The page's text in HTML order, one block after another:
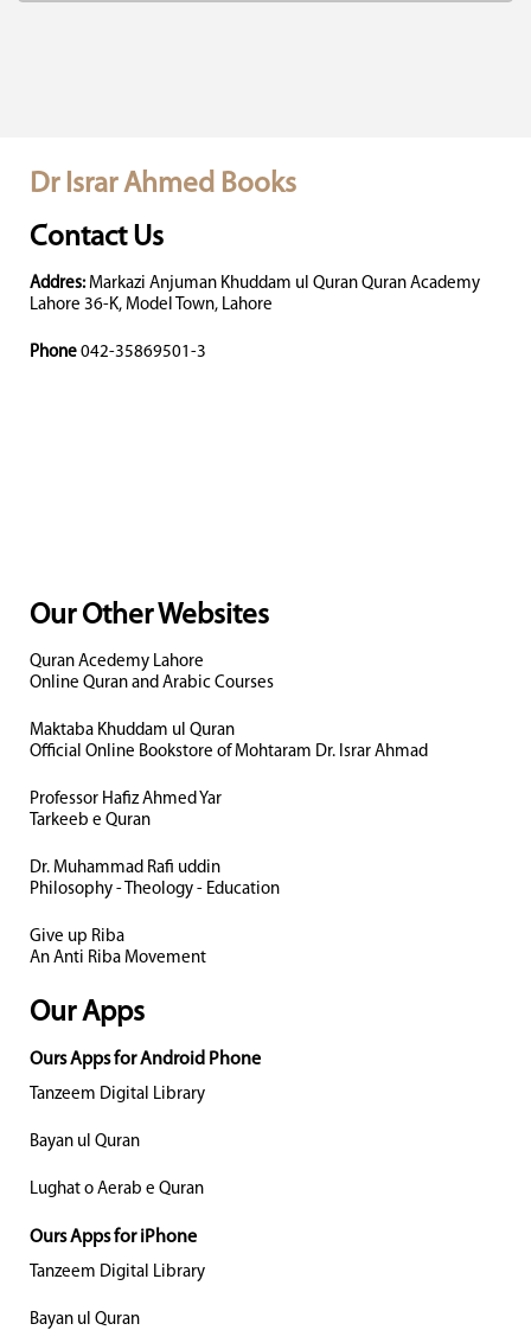
Dr Israr Ahmed Books
Contact Us
Addres: Markazi Anjuman Khuddam ul Quran Quran Academy
Lahore 36-K, Model Town, Lahore
Phone 042-35869501-3
Our Other Websites
Quran Acedemy Lahore
Online Quran and Arabic Courses
Maktaba Khuddam ul Quran
Official Online Bookstore of Mohtaram Dr. Israr Ahmad
Professor Hafiz Ahmed Yar
Tarkeeb e Quran
Dr. Muhammad Rafi uddin
Philosophy - Theology - Education
Give up Riba
An Anti Riba Movement
Our Apps
Ours Apps for Android Phone
Tanzeem Digital Library
Bayan ul Quran
Lughat o Aerab e Quran
Ours Apps for iPhone
Tanzeem Digital Library
Bayan ul Quran